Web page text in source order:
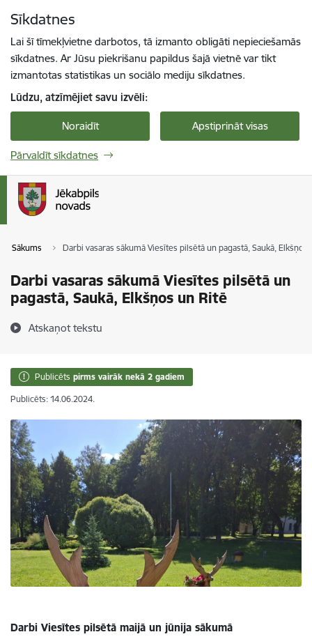
Sīkdatnes
Lai šī tīmekļvietne darbotos, tā izmanto obligāti nepieciešamās
sīkdatnes. Ar Jūsu piekrišanu papildus šajā vietnē var tikt
izmantotas statistikas un sociālo mediju sīkdatnes.
Lūdzu, atzīmējiet savu izvēli:
Noraidīt Apstiprināt visas
Pārvaldīt sīkdatnes
Sākums Darbi vasaras sākumā Viesītes pilsētā un pagastā, Saukā, Elkšņos
Darbi vasaras sākumā Viesītes pilsētā un
pagastā, Saukā, Elkšņos un Ritē
Atskaņot tekstu
Publicēts pirms vairāk nekā 2 gadiem
Publicēts: 14.06.2024.
Darbi Viesītes pilsētā maijā un jūnija sākumā